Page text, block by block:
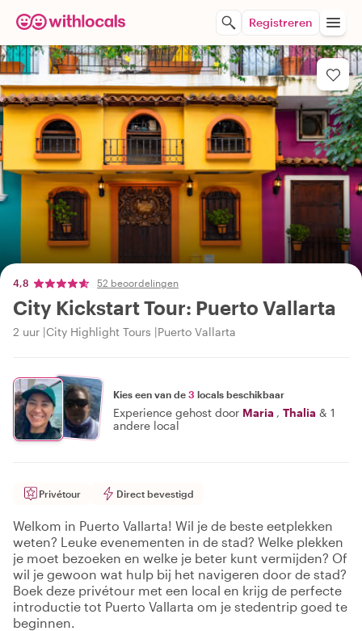
Registreren
4,8 52 beoordelingen
City Kickstart Tour: Puerto Vallarta
2 uur City Highlight Tours Puerto Vallarta
Kies een van de 3 locals beschikbaar
Experience gehost door Maria , Thalia & 1
andere local
Privétour Direct bevestigd
Welkom in Puerto Vallarta! Wil je de beste eetplekken
weten? Leuke evenementen in de stad? Welke plekken
je moet bezoeken en welke je beter kunt vermijden? Of
wil je gewoon wat hulp bij het navigeren door de stad?
Boek deze privétour met een local en krijg de perfecte
introductie tot Puerto Vallarta om je stedentrip goed te
beginnen.